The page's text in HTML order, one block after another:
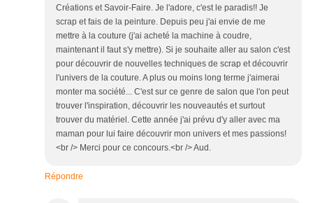
Créations et Savoir-Faire. Je l'adore, c'est le paradis!! Je
scrap et fais de la peinture. Depuis peu j'ai envie de me
mettre à la couture (j'ai acheté la machine à coudre,
maintenant il faut s'y mettre). Si je souhaite aller au salon c'est
pour découvrir de nouvelles techniques de scrap et découvrir
l'univers de la couture. A plus ou moins long terme j'aimerai
monter ma société... C'est sur ce genre de salon que l'on peut
trouver l'inspiration, découvrir les nouveautés et surtout
trouver du matériel. Cette année j'ai prévu d'y aller avec ma
maman pour lui faire découvrir mon univers et mes passions!
<br /> Merci pour ce concours.<br /> Aud.
Répondre